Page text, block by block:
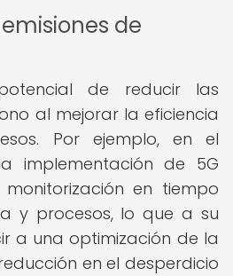
de
de reducir las
al mejorar la eficiencia
Por ejemplo, en el
implementación de 5G
en tiempo
y procesos, lo que a su
a una optimización de la
en el desperdicio